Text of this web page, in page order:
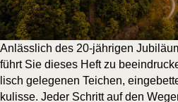
Anläss­lich des 20-jäh­ri­gen
führt Sie die­ses Heft zu
lisch gele­ge­nen Tei­chen,
ku­lis­se. Jeder Schritt auf den